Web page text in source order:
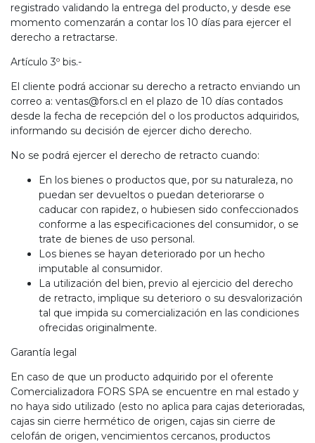
registrado validando la entrega del producto, y desde ese
momento comenzarán a contar los 10 días para ejercer el
derecho a retractarse.
Artículo 3º bis.-
El cliente podrá accionar su derecho a retracto enviando un
correo a: ventas@fors.cl en el plazo de 10 días contados
desde la fecha de recepción del o los productos adquiridos,
informando su decisión de ejercer dicho derecho.
No se podrá ejercer el derecho de retracto cuando:
En los bienes o productos que, por su naturaleza, no
puedan ser devueltos o puedan deteriorarse o
caducar con rapidez, o hubiesen sido confeccionados
conforme a las especificaciones del consumidor, o se
trate de bienes de uso personal.
Los bienes se hayan deteriorado por un hecho
imputable al consumidor.
La utilización del bien, previo al ejercicio del derecho
de retracto, implique su deterioro o su desvalorización
tal que impida su comercialización en las condiciones
ofrecidas originalmente.
Garantía legal
En caso de que un producto adquirido por el oferente
Comercializadora FORS SPA se encuentre en mal estado y
no haya sido utilizado (esto no aplica para cajas deterioradas,
cajas sin cierre hermético de origen, cajas sin cierre de
celofán de origen, vencimientos cercanos, productos